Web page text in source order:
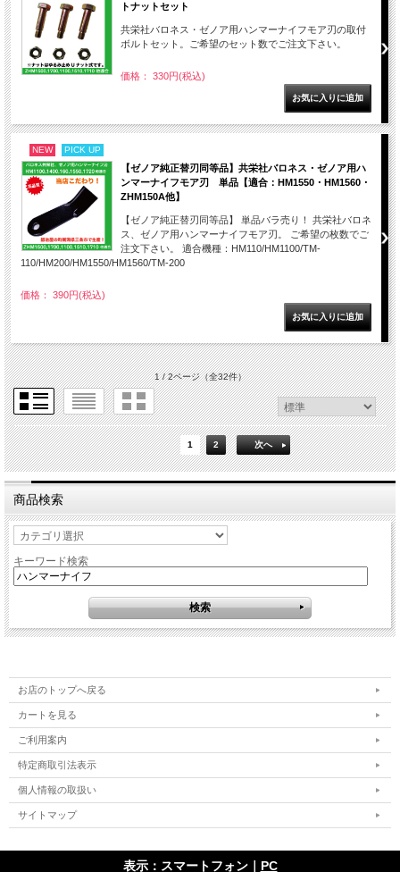
トナットセット
共栄社バロネス・ゼノア用ハンマーナイフモア刃の取付
ボルトセット。ご希望のセット数でご注文下さい。
価格： 330円(税込)
NEW PICK UP
【ゼノア純正替刃同等品】共栄社バロネス・ゼノア用ハ
ンマーナイフモア刃 単品【適合：HM1550・HM1560・
ZHM150A他】
【ゼノア純正替刃同等品】 単品バラ売り！ 共栄社バロネ
ス、ゼノア用ハンマーナイフモア刃。 ご希望の枚数でご
注文下さい。 適合機種：HM110/HM1100/TM-
110/HM200/HM1550/HM1560/TM-200
価格： 390円(税込)
1 / 2ページ（全32件）
1 2 次へ
商品検索
キーワード検索
お店のトップへ戻る
カートを見る
ご利用案内
特定商取引法表示
個人情報の取扱い
サイトマップ
表示：スマートフォン｜ PC